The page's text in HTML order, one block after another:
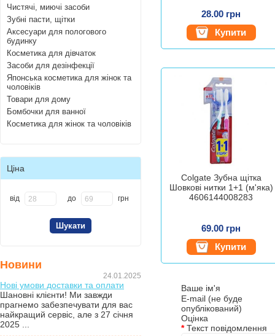
Чистячі, миючі засоби
Зубні пасти, щітки
Аксесуари для пологового
будинку
Косметика для дівчаток
Засоби для дезінфекції
Японська косметика для жінок та
чоловіків
Товари для дому
Бомбочки для ванної
Косметика для жінок та чоловіків
Ціна
від до грн
Новини
24.01.2025
Нові умови доставки та оплати
Шановні клієнти! Ми завжди
прагнемо забезпечувати для вас
найкращий сервіс, але з 27 січня
2025 ...
28.00 грн
Купити
Colgate Зубна щітка
Шовкові нитки 1+1 (м'яка)
4606144008283
69.00 грн
Купити
Ваше ім'я
E-mail (не буде
опублікований)
Оцінка
*Текст повідомлення